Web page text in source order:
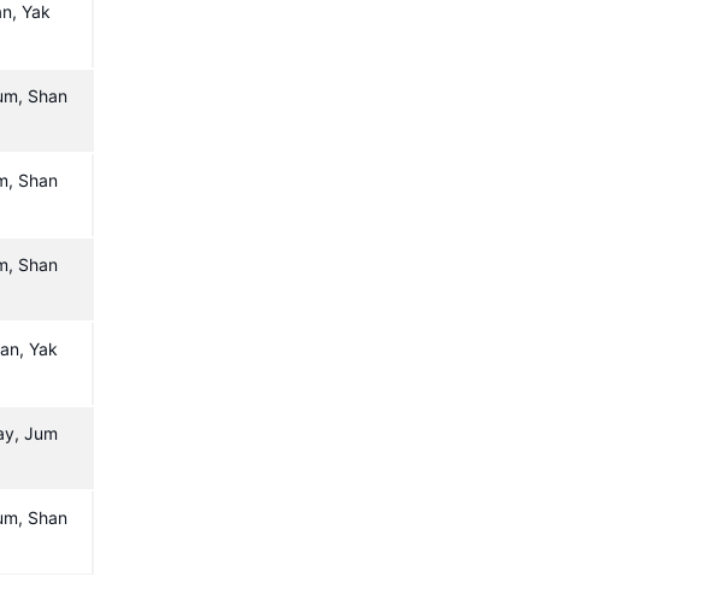
Yak
Shan
Shan
Shan
Yak
Jum
Shan